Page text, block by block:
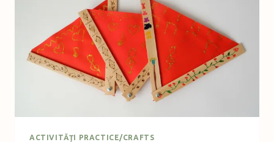
ACTIVITĂŢI PRACTICE/CRAFTS